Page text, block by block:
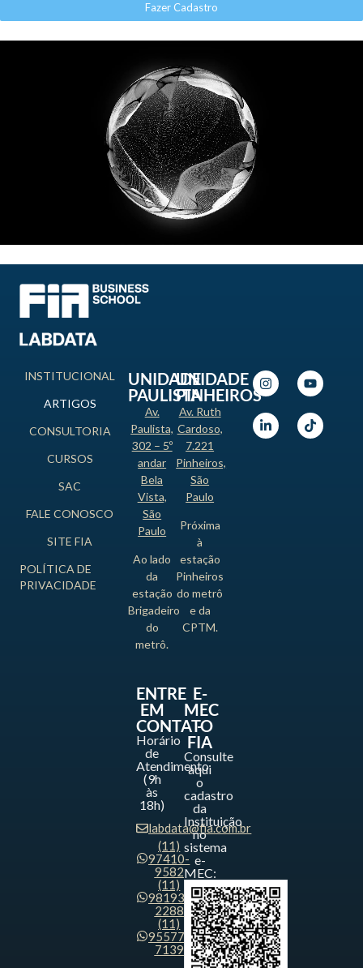
Fazer Cadastro
INSTITUCIONAL
ARTIGOS
CONSULTORIA
CURSOS
SAC
FALE CONOSCO
SITE FIA
POLÍTICA DE
PRIVACIDADE
UNIDADE
PAULISTA
Av.
Paulista,
302 – 5º
andar
Bela
Vista,
São
Paulo
Ao lado
da
estação
Brigadeiro
do
metrô.
UNIDADE
PINHEIROS
Av. Ruth
Cardoso,
7.221
Pinheiros,
São
Paulo
Próxima
à
estação
Pinheiros
do metrô
e da
CPTM.
ENTRE
EM
CONTATO
Horário
de
Atendimento
(9h
às
18h)
labdata@fia.com.br
(11)
97410-
9582
(11)
98193-
2288
(11)
95577-
7139
E-
MEC
-
FIA
Consulte
aqui
o
cadastro
da
Instituição
no
sistema
e-
MEC: